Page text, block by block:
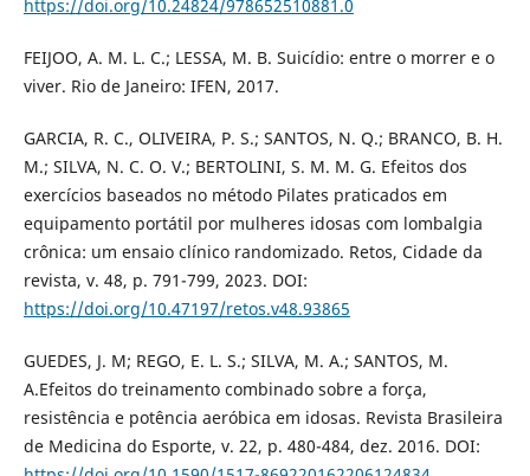
https://doi.org/10.24824/978652510881.0
FEIJOO, A. M. L. C.; LESSA, M. B. Suicídio: entre o morrer e o
viver. Rio de Janeiro: IFEN, 2017.
GARCIA, R. C., OLIVEIRA, P. S.; SANTOS, N. Q.; BRANCO, B. H.
M.; SILVA, N. C. O. V.; BERTOLINI, S. M. M. G. Efeitos dos
exercícios baseados no método Pilates praticados em
equipamento portátil por mulheres idosas com lombalgia
crônica: um ensaio clínico randomizado. Retos, Cidade da
revista, v. 48, p. 791-799, 2023. DOI:
https://doi.org/10.47197/retos.v48.93865
GUEDES, J. M; REGO, E. L. S.; SILVA, M. A.; SANTOS, M.
A.Efeitos do treinamento combinado sobre a força,
resistência e potência aeróbica em idosas. Revista Brasileira
de Medicina do Esporte, v. 22, p. 480-484, dez. 2016. DOI: